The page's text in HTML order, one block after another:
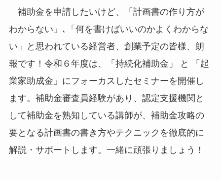
補助金を申請したいけど、「計画書の作り方が
わからない」､「何を書けばいいのかよくわからな
い」と思われている経営者、創業予定の皆様、朗
報です！令和６年度は、「持続化補助金」 と 「起
業家助成金」にフォーカスしたセミナーを開催し
ます。補助金審査員経験があり、認定支援機関と
して補助金を熟知している講師が、補助金攻略の
要となる計画書の書き方やテクニックを徹底的に
解説・サポートします。一緒に頑張りましょう！